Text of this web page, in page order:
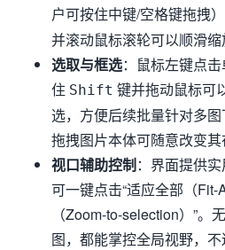
户可按住中键/空格键拖拽
并滚动鼠标滚轮可以顺滑缩
选取与框选：鼠标左键点
住 Shift 键并拖动鼠标可
选，方便后续批量针对多
拖拽图片本体可随意改变其
视口辅助控制：界面提供
可一键点击“适应全部（Fit-
（Zoom-to-selection）”。
图，都能掌控全局视野，不